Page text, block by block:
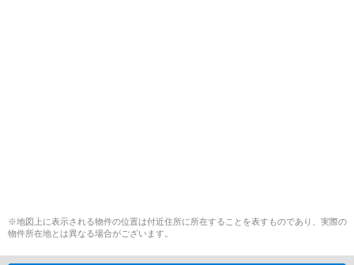
※地図上に表示される物件の位置は付近住所に所在することを表すものであり、実際の
物件所在地とは異なる場合がございます。